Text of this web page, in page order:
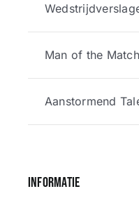
Man of the Match
Aanstormend
Informatie